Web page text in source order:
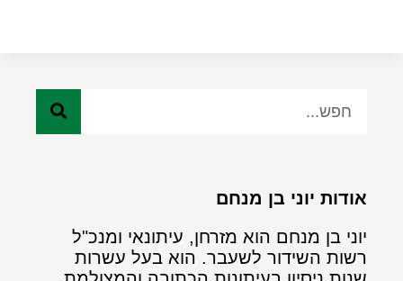
אודות יוני בן מנחם
יוני בן מנחם הוא מזרחן, עיתונאי ומנכ"ל
רשות השידור לשעבר. הוא בעל עשרות